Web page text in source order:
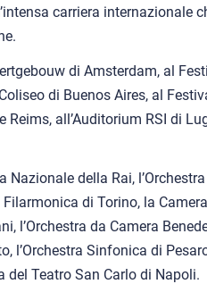
carriera internazionale
di Amsterdam, al
di Buenos Aires, al
all’Auditorium RSI di
della Rai, l’Orchestra
di Torino, la
l’Orchestra da Camera
l’Orchestra Sinfonica di
del Teatro San Carlo di Napoli.